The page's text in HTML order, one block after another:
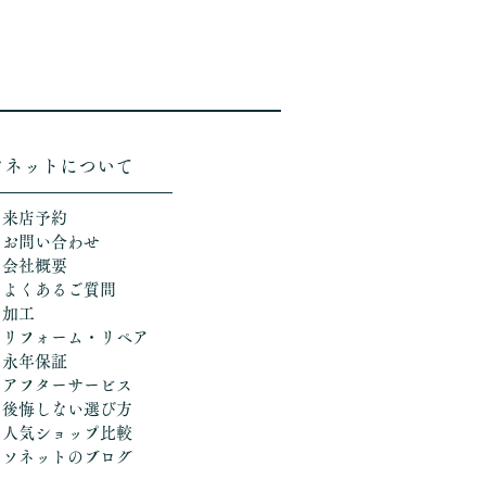
ネットについて
来店予約
お問い合わせ
会社概要
よくあるご質問
加工
＞リフォーム・リペア
永年保証
アフターサービス
後悔しない選び方
人気ショップ比較
ソネットのブログ